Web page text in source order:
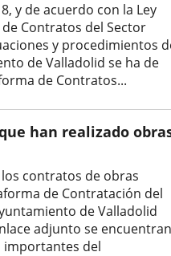
y de acuerdo con la Ley
Contratos del Sector
y procedimientos
de Valladolid se ha de
de Contratos...
han realizado
contratos de obras
de Contratación del
de Valladolid
adjunto se encuentran
importantes del